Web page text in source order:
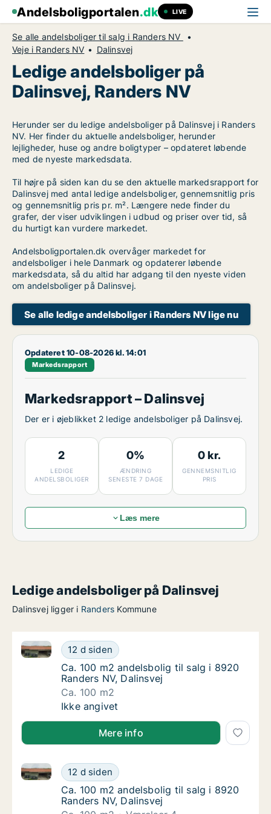
Andelsboligportalen.dk LIVE
Se alle andelsboliger til salg i Randers NV
Veje i Randers NV
Dalinsvej
Ledige andelsboliger på
Dalinsvej, Randers NV
Herunder ser du ledige andelsboliger på Dalinsvej i Randers
NV. Her finder du aktuelle andelsboliger, herunder
lejligheder, huse og andre boligtyper – opdateret løbende
med de nyeste markedsdata.
Til højre på siden kan du se den aktuelle markedsrapport for
Dalinsvej med antal ledige andelsboliger, gennemsnitlig pris
og gennemsnitlig pris pr. m². Længere nede finder du
grafer, der viser udviklingen i udbud og priser over tid, så
du hurtigt kan vurdere markedet.
Andelsboligportalen.dk overvåger markedet for
andelsboliger i hele Danmark og opdaterer løbende
markedsdata, så du altid har adgang til den nyeste viden
om andelsboliger på Dalinsvej.
Se alle ledige andelsboliger i Randers NV lige nu
Opdateret 10-08-2026 kl. 14:01
Markedsrapport
Markedsrapport – Dalinsvej
Der er i øjeblikket 2 ledige andelsboliger på Dalinsvej.
2
LEDIGE
ANDELSBOLIGER
0%
ÆNDRING
SENESTE 7 DAGE
0 kr.
GENNEMSNITLIG
PRIS
Læs mere
Ledige andelsboliger på Dalinsvej
Dalinsvej ligger i Randers Kommune
Ca. 100 m2 andelsbolig til salg i 8920
12 d siden
Ca. 100 m2 andelsbolig til salg i 8920 Randers NV,
Ca. 100 m2 andelsbolig til salg i 8920
Ca. 100 m2 andelsbolig til salg i 8920
Randers NV, Dalinsvej
Ca. 100 m2
Ca. 100 m2 andelsbolig til salg i 8920
Ikke angivet
Mere info
Ca. 100 m2 andelsbolig til salg i 8920
12 d siden
Ca. 100 m2 andelsbolig til salg i 8920 Randers NV,
Ca. 100 m2 andelsbolig til salg i 8920
Ca. 100 m2 andelsbolig til salg i 8920
Randers NV, Dalinsvej